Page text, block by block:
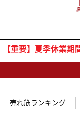
【重要】夏季休業
売れ筋ランキング